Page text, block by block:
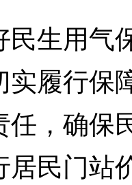
生用气
实履行保
任，确保
居民门站